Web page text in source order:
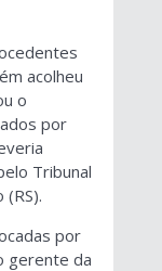
acolheu
o
por
Tribunal
por
gerente da